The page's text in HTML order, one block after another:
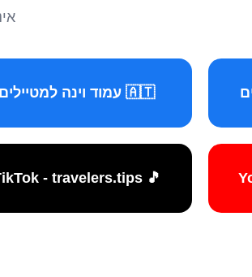
🇦🇹 עמוד וינה למטיילים
🎵 TikTok - travelers.tips